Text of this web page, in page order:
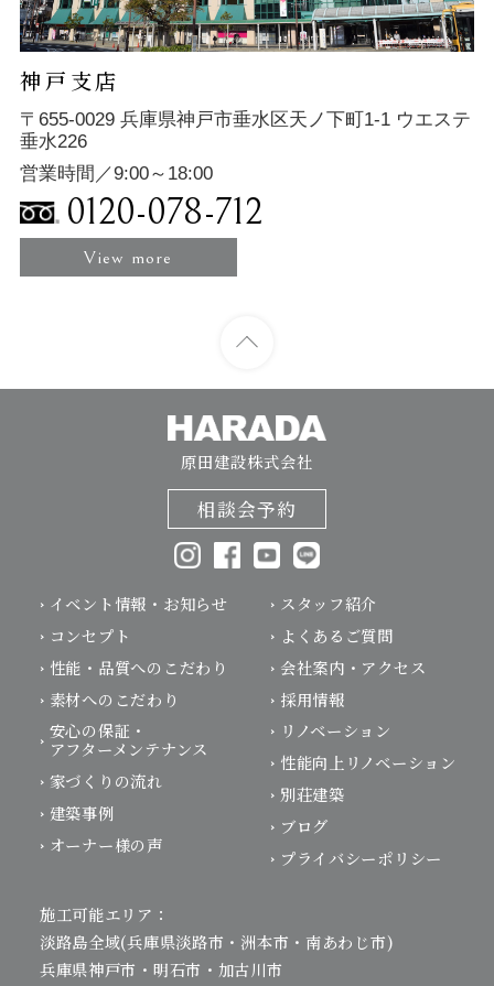
神戸支店
〒655-0029 兵庫県神戸市垂水区天ノ下町1-1 ウエステ
垂水226
営業時間／9:00～18:00
0120-078-712
View more
原田建設株式会社
相談会予約
イベント情報・お知らせ
コンセプト
性能・品質へのこだわり
素材へのこだわり
安心の保証・
アフターメンテナンス
家づくりの流れ
建築事例
オーナー様の声
スタッフ紹介
よくあるご質問
会社案内・アクセス
採用情報
リノベーション
性能向上リノベーション
別荘建築
ブログ
プライバシーポリシー
施工可能エリア：
淡路島全域(兵庫県淡路市・洲本市・南あわじ市)
兵庫県神戸市・明石市・加古川市